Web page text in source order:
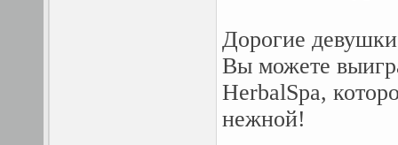
Дорогие
Вы можете
HerbalSpa,
нежной!